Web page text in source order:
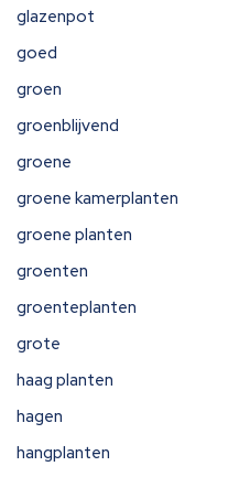
glazenpot
goed
groen
groenblijvend
groene
groene kamerplanten
groene planten
groenten
groenteplanten
grote
haag planten
hagen
hangplanten